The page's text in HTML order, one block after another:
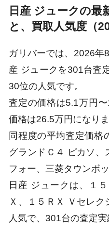
日産 ジュークの最
と、買取人気度（
ガリバーでは、2026年
産 ジュークを301台査
30位の人気です。
査定の価格は5.1万円
価格は26.5万円になりま
同程度の平均査定価格
グランドＣ４ ピカソ、
フォー、三菱タウンボ
日産 ジュークは、１
Ｘ、１５ＲＸ Ｖセレ
人気で、301台の査定実